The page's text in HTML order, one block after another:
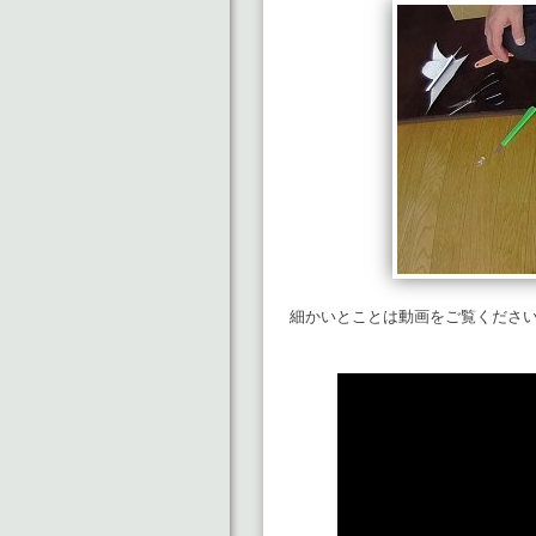
細かいとことは動画をご覧くださ